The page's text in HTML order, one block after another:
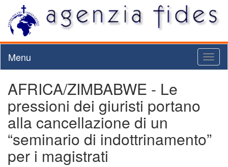
Menu
AFRICA/ZIMBABWE - Le
pressioni dei giuristi portano
alla cancellazione di un
“seminario di indottrinamento”
per i magistrati